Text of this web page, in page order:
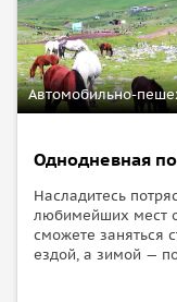
Автомобильно-
Однодневная
Насладитесь
любимейших мест
сможете заняться
ездой, а зимой —